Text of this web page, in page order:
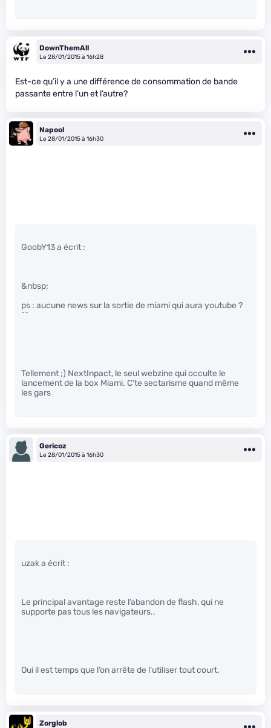
DownThemAll
Le 28/01/2015 à 16h28
Est-ce qu’il y a une différence de consommation de bande
passante entre l’un et l’autre?
Napool
Le 28/01/2015 à 16h30
GoobY13 a écrit :
&nbsp;
ps : aucune news sur la sortie de miami qui aura youtube ?
^^
Tellement ;) NextInpact, le seul webzine qui occulte le
lancement de la box Miami. C’te sectarisme quand même
les gars
Gericoz
Le 28/01/2015 à 16h30
uzak a écrit :
Le principal avantage reste l’abandon de flash, qui ne
supporte pas tous les navigateurs..
Oui il est temps que l’on arrête de l’utiliser tout court.
Zorglob